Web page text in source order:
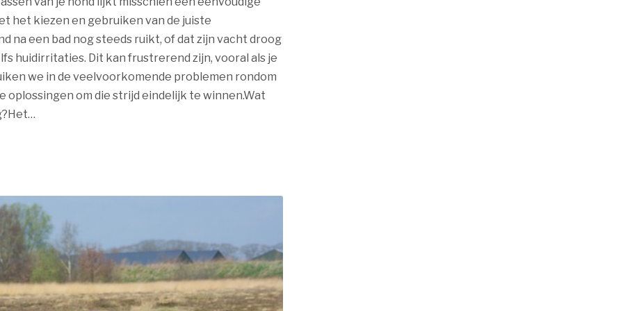
het kiezen en gebruiken van de juiste
na een bad nog steeds ruikt, of dat zijn vacht droog
huidirritaties. Dit kan frustrerend zijn, vooral als je
we in de veelvoorkomende problemen rondom
oplossingen om die strijd eindelijk te winnen.Wat